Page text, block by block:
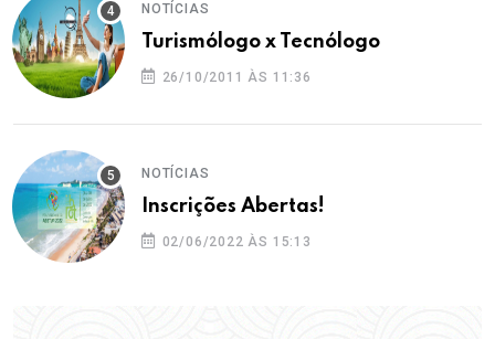
NOTÍCIAS
Turismólogo x Tecnólogo
26/10/2011 ÀS 11:36
NOTÍCIAS
Inscrições Abertas!
02/06/2022 ÀS 15:13